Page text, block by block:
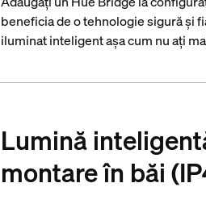
beneficia de o tehnologie sigură și
iluminat inteligent așa cum nu ați
Lumină
montare în băi